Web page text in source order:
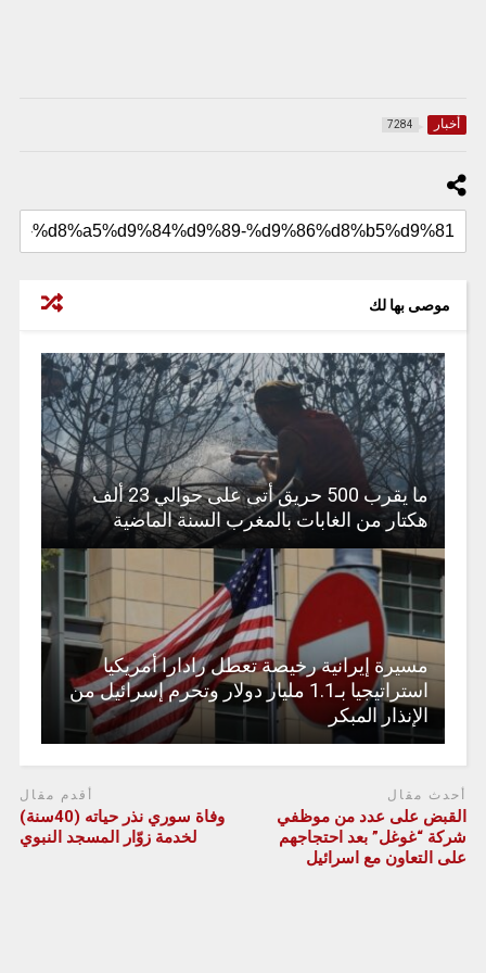
أخبار 7284
موصى بها لك
ما يقرب 500 حريق أتى على حوالي 23 ألف
هكتار من الغابات بالمغرب السنة الماضية
مسيرة إيرانية رخيصة تعطل رادارا أمريكيا
استراتيجيا بـ1.1 مليار دولار وتحرم إسرائيل من
الإنذار المبكر
أحدث مقال
القبض على عدد من موظفي
شركة “غوغل” بعد احتجاجهم
على التعاون مع اسرائيل
أقدم مقال
وفاة سوري نذر حياته (40سنة)
لخدمة زوّار المسجد النبوي